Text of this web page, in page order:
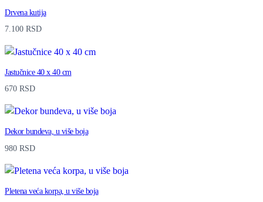
Drvena kutija
7.100 RSD
Jastučnice 40 x 40 cm
670 RSD
Dekor bundeva, u više boja
980 RSD
Pletena veća korpa, u više boja